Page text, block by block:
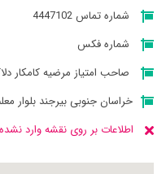
شماره تماس 4447102
شماره فکس
صاحب امتیاز مرضیه کامکار
خراسان جنوبی بیرجند بلوار
اطلاعات بر روی نقشه وارد